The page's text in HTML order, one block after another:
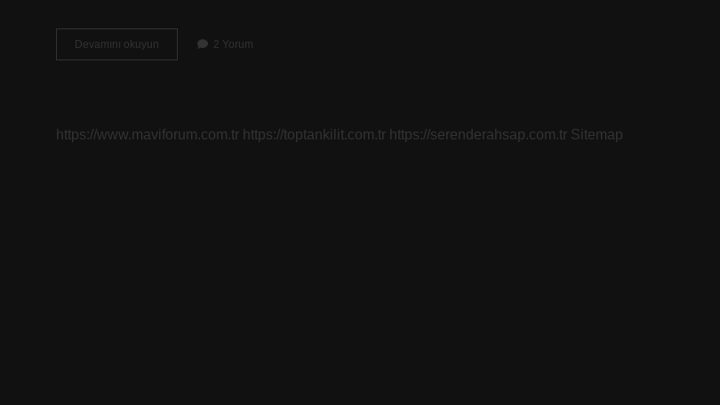
Devamını okuyun
Sağlamlık
2 Yorum
https://www.maviforum.com.tr https://toptankilit.com.tr https://serenderahsap.com.tr Sitemap